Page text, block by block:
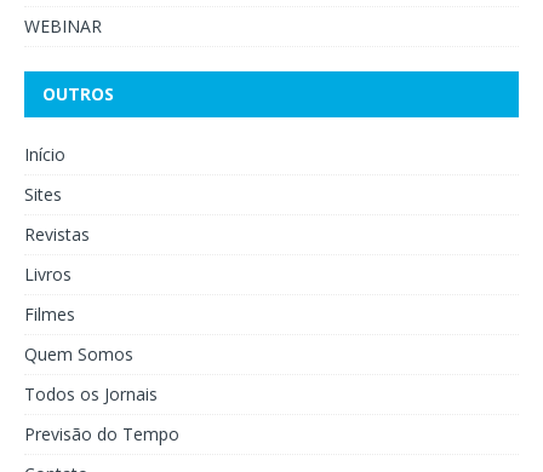
WEBINAR
OUTROS
Início
Sites
Revistas
Livros
Filmes
Quem Somos
Todos os Jornais
Previsão do Tempo